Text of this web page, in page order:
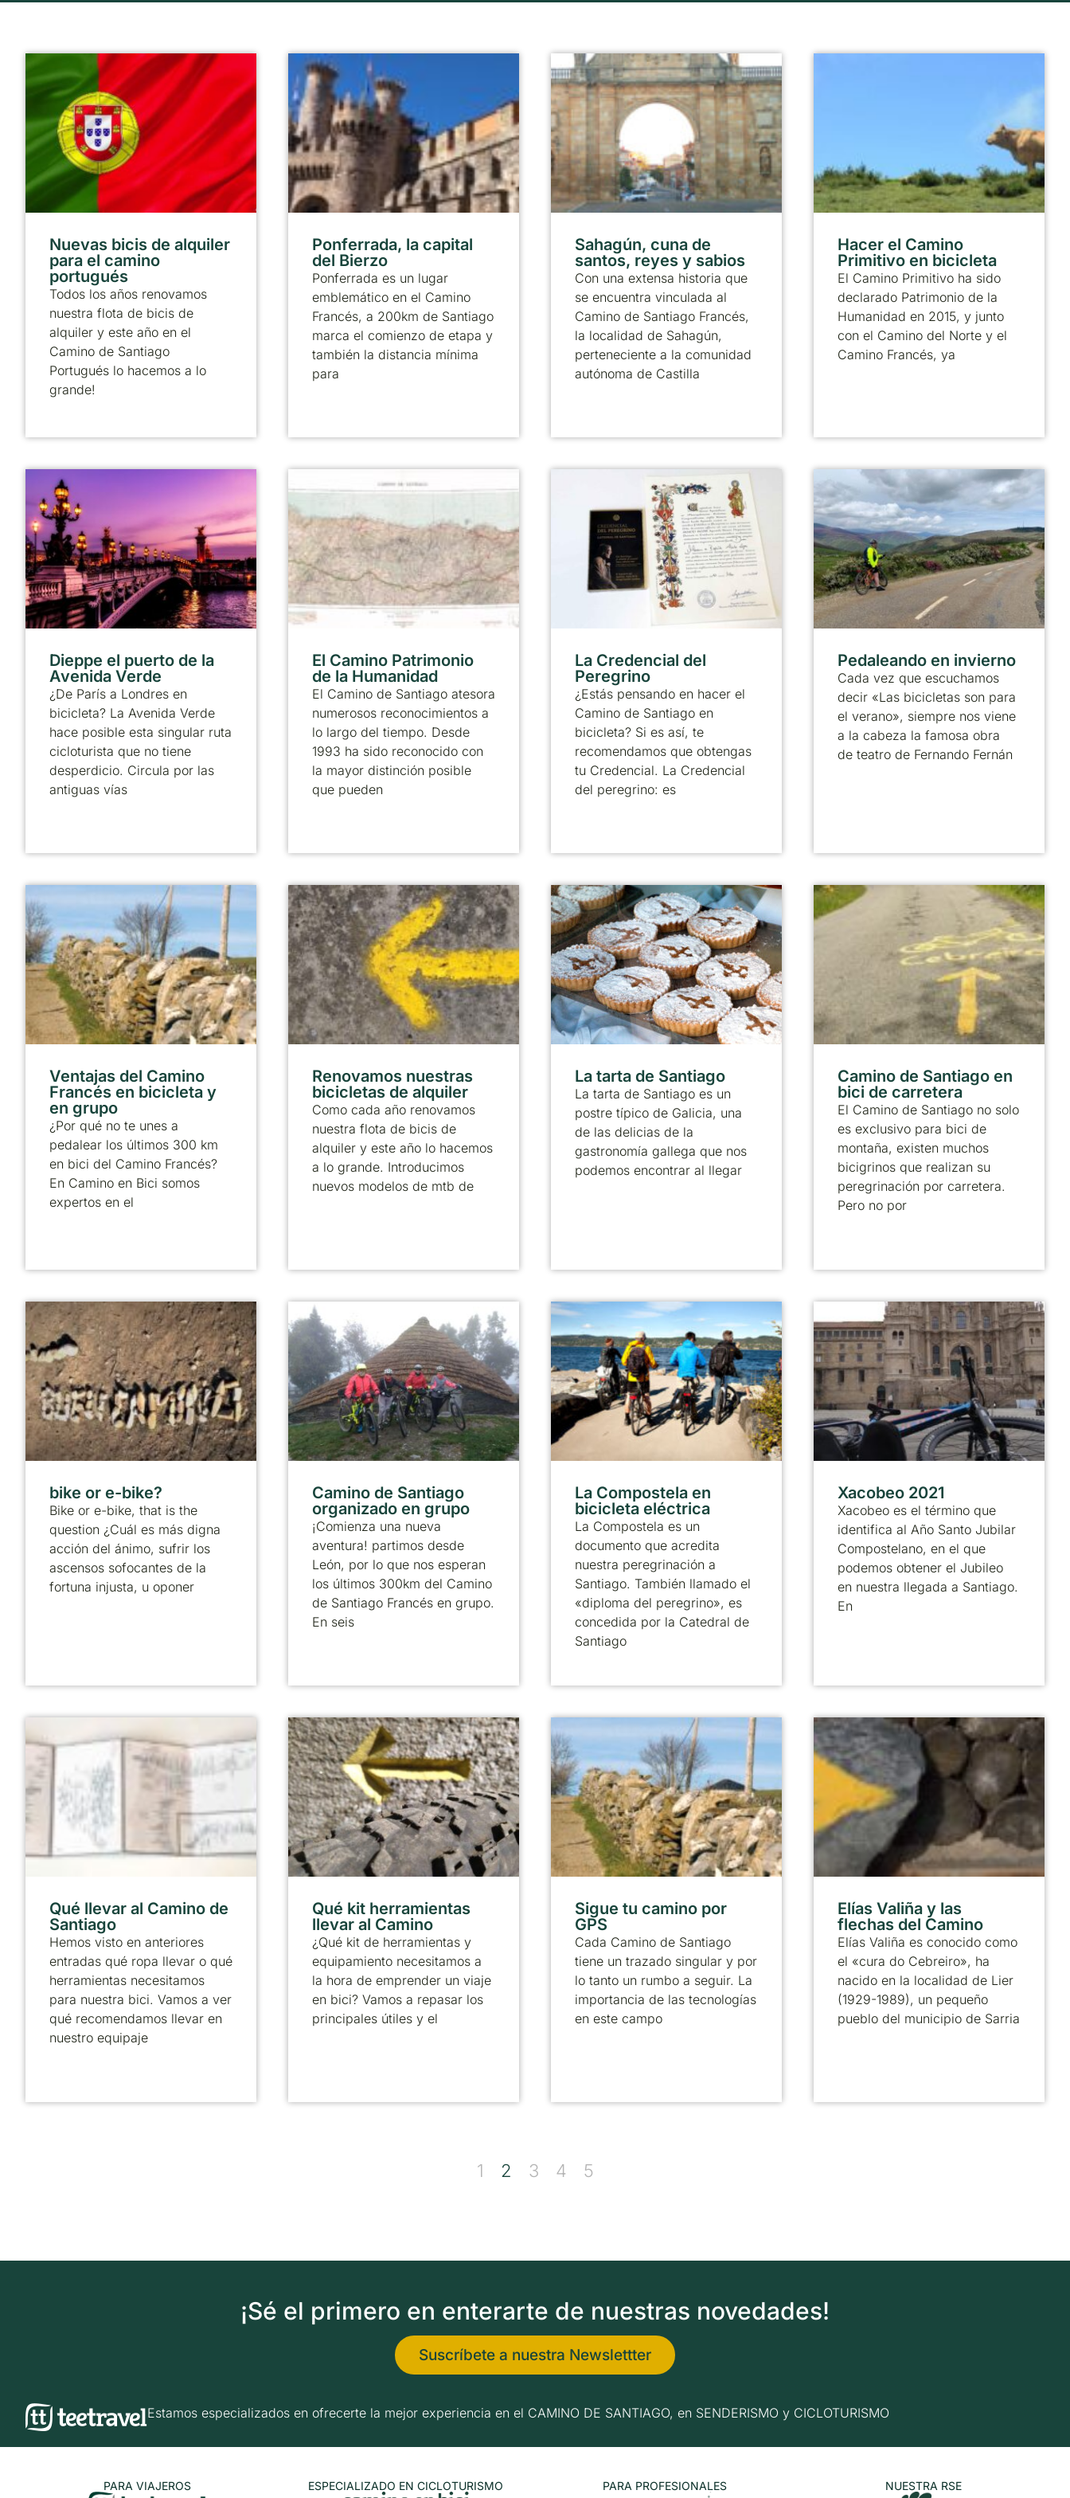
Nuevas bicis de alquiler
para el camino
portugués
Todos los años renovamos
nuestra flota de bicis de
alquiler y este año en el
Camino de Santiago
Portugués lo hacemos a lo
grande!
Ponferrada, la capital
del Bierzo
Ponferrada es un lugar
emblemático en el Camino
Francés, a 200km de Santiago
marca el comienzo de etapa y
también la distancia mínima
para
Sahagún, cuna de
santos, reyes y sabios
Con una extensa historia que
se encuentra vinculada al
Camino de Santiago Francés,
la localidad de Sahagún,
perteneciente a la comunidad
autónoma de Castilla
Hacer el Camino
Primitivo en bicicleta
El Camino Primitivo ha sido
declarado Patrimonio de la
Humanidad en 2015, y junto
con el Camino del Norte y el
Camino Francés, ya
Dieppe el puerto de la
Avenida Verde
¿De París a Londres en
bicicleta? La Avenida Verde
hace posible esta singular ruta
cicloturista que no tiene
desperdicio. Circula por las
antiguas vías
El Camino Patrimonio
de la Humanidad
El Camino de Santiago atesora
numerosos reconocimientos a
lo largo del tiempo. Desde
1993 ha sido reconocido con
la mayor distinción posible
que pueden
La Credencial del
Peregrino
¿Estás pensando en hacer el
Camino de Santiago en
bicicleta? Si es así, te
recomendamos que obtengas
tu Credencial. La Credencial
del peregrino: es
Pedaleando en invierno
Cada vez que escuchamos
decir «Las bicicletas son para
el verano», siempre nos viene
a la cabeza la famosa obra
de teatro de Fernando Fernán
Ventajas del Camino
Francés en bicicleta y
en grupo
¿Por qué no te unes a
pedalear los últimos 300 km
en bici del Camino Francés?
En Camino en Bici somos
expertos en el
Renovamos nuestras
bicicletas de alquiler
Como cada año renovamos
nuestra flota de bicis de
alquiler y este año lo hacemos
a lo grande. Introducimos
nuevos modelos de mtb de
La tarta de Santiago
La tarta de Santiago es un
postre típico de Galicia, una
de las delicias de la
gastronomía gallega que nos
podemos encontrar al llegar
Camino de Santiago en
bici de carretera
El Camino de Santiago no solo
es exclusivo para bici de
montaña, existen muchos
bicigrinos que realizan su
peregrinación por carretera.
Pero no por
bike or e-bike?
Bike or e-bike, that is the
question ¿Cuál es más digna
acción del ánimo, sufrir los
ascensos sofocantes de la
fortuna injusta, u oponer
Camino de Santiago
organizado en grupo
¡Comienza una nueva
aventura! partimos desde
León, por lo que nos esperan
los últimos 300km del Camino
de Santiago Francés en grupo.
En seis
La Compostela en
bicicleta eléctrica
La Compostela es un
documento que acredita
nuestra peregrinación a
Santiago. También llamado el
«diploma del peregrino», es
concedida por la Catedral de
Santiago
Xacobeo 2021
Xacobeo es el término que
identifica al Año Santo Jubilar
Compostelano, en el que
podemos obtener el Jubileo
en nuestra llegada a Santiago.
En
Qué llevar al Camino de
Santiago
Hemos visto en anteriores
entradas qué ropa llevar o qué
herramientas necesitamos
para nuestra bici. Vamos a ver
qué recomendamos llevar en
nuestro equipaje
Qué kit herramientas
llevar al Camino
¿Qué kit de herramientas y
equipamiento necesitamos a
la hora de emprender un viaje
en bici? Vamos a repasar los
principales útiles y el
Sigue tu camino por
GPS
Cada Camino de Santiago
tiene un trazado singular y por
lo tanto un rumbo a seguir. La
importancia de las tecnologías
en este campo
Elías Valiña y las
flechas del Camino
Elías Valiña es conocido como
el «cura do Cebreiro», ha
nacido en la localidad de Lier
(1929-1989), un pequeño
pueblo del municipio de Sarria
1 2 3 4 5
¡Sé el primero en enterarte de nuestras novedades!
Suscríbete a nuestra Newslettter
Estamos especializados en ofrecerte la mejor experiencia en el CAMINO DE SANTIAGO, en SENDERISMO y CICLOTURISMO
PARA VIAJEROS ESPECIALIZADO EN CICLOTURISMO PARA PROFESIONALES NUESTRA RSE